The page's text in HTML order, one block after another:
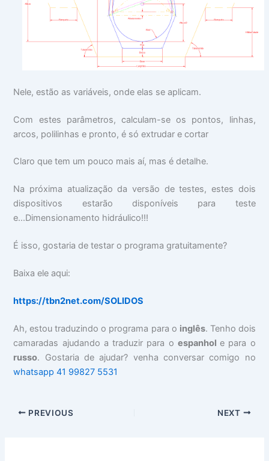
Nele, estão as variáveis, onde elas se aplicam.
Com estes parâmetros, calculam-se os pontos, linhas,
arcos, polilinhas e pronto, é só extrudar e cortar
Claro que tem um pouco mais aí, mas é detalhe.
Na próxima atualização da versão de testes, estes dois
dispositivos estarão disponíveis para teste
e...Dimensionamento hidráulico!!!
É isso, gostaria de testar o programa gratuitamente?
Baixa ele aqui:
https://tbn2net.com/SOLIDOS
Ah, estou traduzindo o programa para o inglês. Tenho dois
camaradas ajudando a traduzir para o espanhol e para o
russo. Gostaria de ajudar? venha conversar comigo no
whatsapp 41 99827 5531
PREVIOUS NEXT